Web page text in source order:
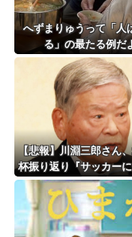
へずまりゅうって「人
る」の最たる例だ
【悲報】川淵三郎さん
杯振り返り『サッカー
人多いのでは…